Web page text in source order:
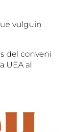
vulguin
del conveni
UEA al